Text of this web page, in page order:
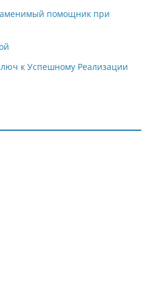
помощник при
к Успешному Реализации